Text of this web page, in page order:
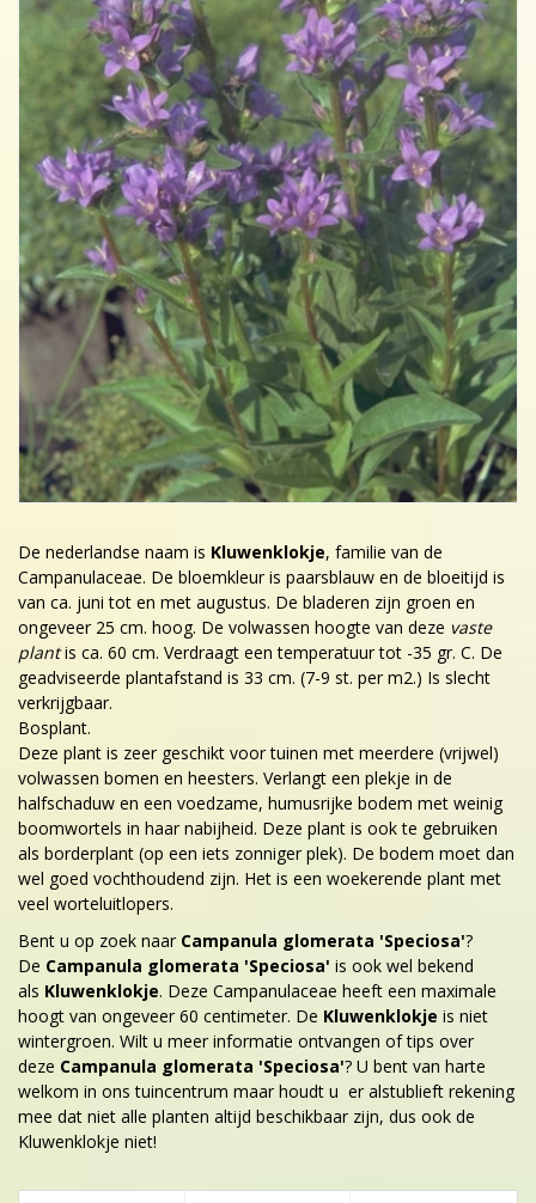
De nederlandse naam is Kluwenklokje, familie van de
Campanulaceae. De bloemkleur is paarsblauw en de bloeitijd is
van ca. juni tot en met augustus. De bladeren zijn groen en
ongeveer 25 cm. hoog. De volwassen hoogte van deze vaste
plantis ca. 60 cm. Verdraagt een temperatuur tot -35 gr. C. De
geadviseerde plantafstand is 33 cm. (7-9 st. per m2.) Is slecht
verkrijgbaar.
Bosplant.
Deze plant is zeer geschikt voor tuinen met meerdere (vrijwel)
volwassen bomen en heesters. Verlangt een plekje in de
halfschaduw en een voedzame, humusrijke bodem met weinig
boomwortels in haar nabijheid. Deze plant is ook te gebruiken
als borderplant (op een iets zonniger plek). De bodem moet dan
wel goed vochthoudend zijn. Het is een woekerende plant met
veel worteluitlopers.
Bent u op zoek naar Campanula glomerata 'Speciosa'?
De Campanula glomerata 'Speciosa' is ook wel bekend
als Kluwenklokje. Deze Campanulaceae heeft een maximale
hoogt van ongeveer 60 centimeter. De Kluwenklokje is niet
wintergroen. Wilt u meer informatie ontvangen of tips over
deze Campanula glomerata 'Speciosa'? U bent van harte
welkom in ons tuincentrum maar houdt u er alstublieft rekening
mee dat niet alle planten altijd beschikbaar zijn, dus ook de
Kluwenklokje niet!